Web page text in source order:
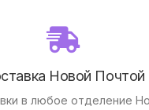
Новой Почтой
в любое отделение